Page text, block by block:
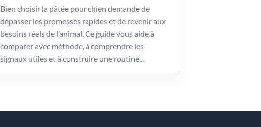
Bien choisir la pâtée pour chien demande de
dépasser les promesses rapides et de revenir aux
besoins réels de l’animal. Ce guide vous aide à
comparer avec méthode, à comprendre les
signaux utiles et à construire une routine...